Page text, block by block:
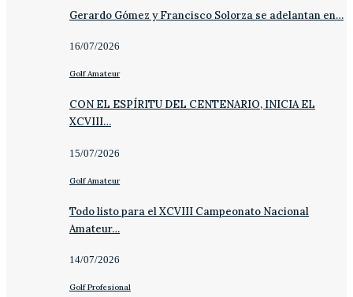
Gerardo Gómez y Francisco Solorza se adelantan en…
16/07/2026
Golf Amateur
CON EL ESPÍRITU DEL CENTENARIO, INICIA EL
XCVIII…
15/07/2026
Golf Amateur
Todo listo para el XCVIII Campeonato Nacional
Amateur…
14/07/2026
Golf Profesional